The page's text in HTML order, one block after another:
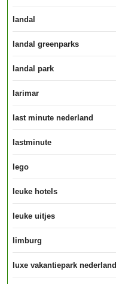
landal
landal greenparks
landal park
larimar
last minute nederland
lastminute
lego
leuke hotels
leuke uitjes
limburg
luxe vakantiepark nederland